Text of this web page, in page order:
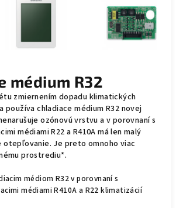
médium R32
zmiernením dopadu klimatických
používa chladiace médium R32 novej
ozónovú vrstvu a v porovnaní s
médiami R22 a R410A má len malý
otepľovanie. Je preto omnoho viac
prostrediu*.
médiom R32 v porovnaní s
médiami R410A a R22 klimatizácií